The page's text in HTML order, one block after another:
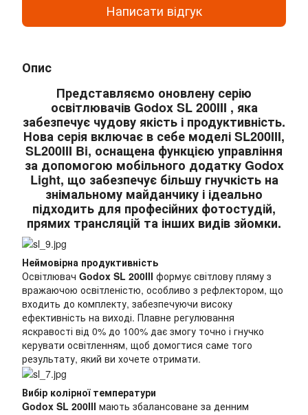
Написати відгук
Опис
Представляємо оновлену серію
освітлювачівGodox SL 200III , яка
забезпечує чудову якість і продуктивність.
Нова серія включає в себе моделіSL200III,
SL200III Bi, оснащена функцією управління
за допомогою мобільного додатку Godox
Light, що забезпечує більшу гнучкість на
знімальному майданчику і ідеально
підходить для професійних фотостудій,
прямих трансляцій та інших видів зйомки.
Неймовірна продуктивність
Освітлювач Godox SL 200III формує світлову пляму з
вражаючою освітленістю, особливо з рефлектором, що
входить до комплекту, забезпечуючи високу
ефективність на виході. Плавне регулювання
яскравості від 0% до 100% дає змогу точно і гнучко
керувати освітленням, щоб домогтися саме того
результату, який ви хочете отримати.
Вибір колірної температури
Godox SL 200III мають збалансоване за денним